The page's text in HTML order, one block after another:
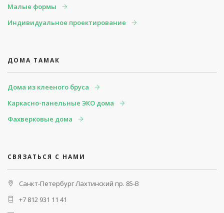
Малые формы
Индивидуальное проектирование
ДОМА ТАМАК
Дома из клееного бруса
Каркасно-панельные ЭКО дома
Фахверковые дома
СВЯЗАТЬСЯ С НАМИ
Санкт-ПетербургЛахтинский пр. 85-В
+7 812 931 11 41